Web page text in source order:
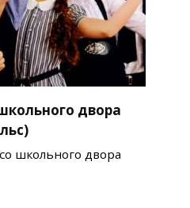
двора
школьного двора